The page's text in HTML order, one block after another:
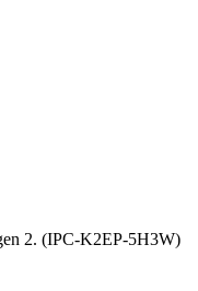
2. (IPC-K2EP-5H3W)